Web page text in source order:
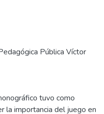
Pública Víctor
tuvo como
la importancia del juego en